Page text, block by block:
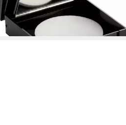
lieferbar - in 1-2 Werktagen bei dir